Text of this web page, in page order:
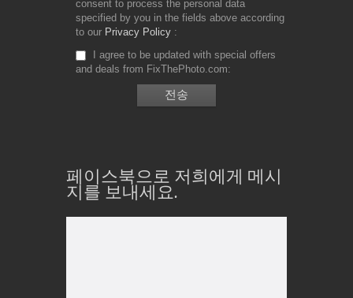
consent to process the personal data
specified by you in the fields above according
to our Privacy Policy
I agree to be updated with special offers
and deals from FixThePhoto.com
페이스북으로 저희에게 메시
지를 보내세요.